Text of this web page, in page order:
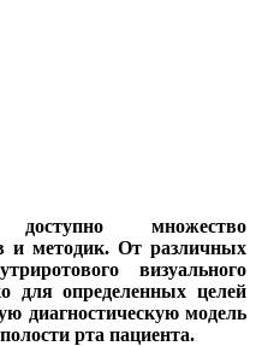
множество
и методик. От различных
визуального
для определенных целей
диагностическую модель
рта пациента.